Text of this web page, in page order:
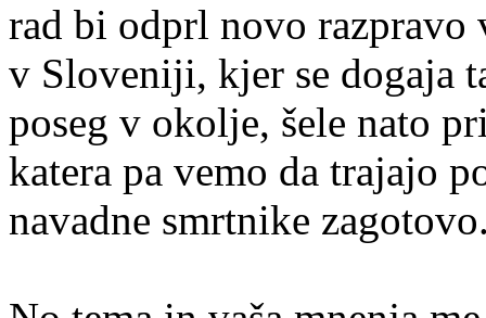
rad bi odprl novo razpravo
v Sloveniji, kjer se dogaja
poseg v okolje, šele nato
katera pa vemo da trajajo
navadne smrtnike